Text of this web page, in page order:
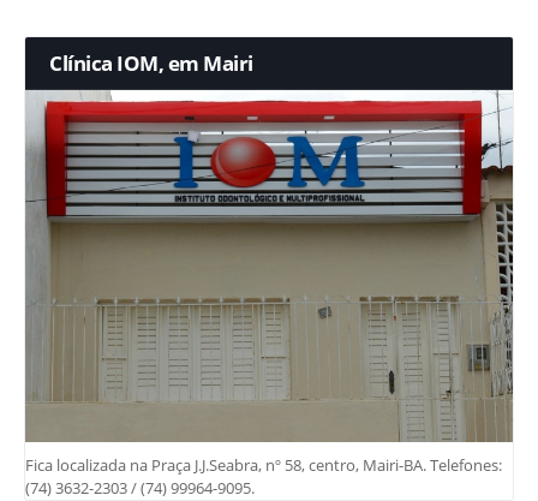
Clínica IOM, em Mairi
Fica localizada na Praça J.J.Seabra, nº 58, centro, Mairi-BA. Telefones:
(74) 3632-2303 / (74) 99964-9095.